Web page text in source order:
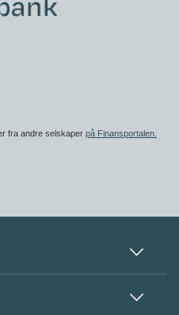
fra andre selskaper på Finansportalen